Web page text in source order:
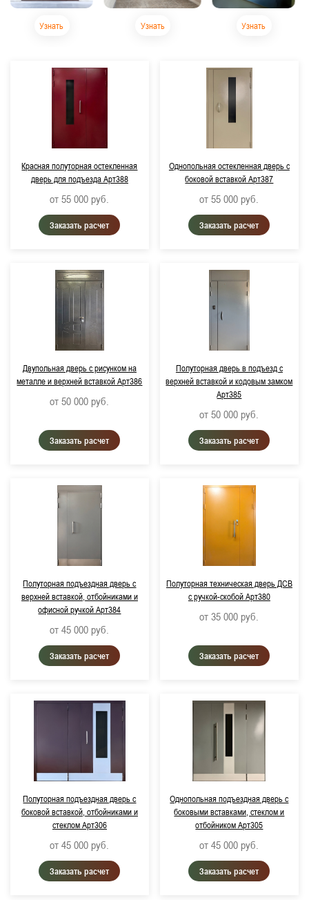
Узнать Узнать Узнать
Красная полуторная остекленная
дверь для подъезда Арт388
от 55 000 руб.
Заказать расчет
Однопольная остекленная дверь с
боковой вставкой Арт387
от 55 000 руб.
Заказать расчет
Двупольная дверь с рисунком на
металле и верхней вставкой Арт386
от 50 000 руб.
Заказать расчет
Полуторная дверь в подъезд с
верхней вставкой и кодовым замком
Арт385
от 50 000 руб.
Заказать расчет
Полуторная подъездная дверь с
верхней вставкой, отбойниками и
офисной ручкой Арт384
от 45 000 руб.
Заказать расчет
Полуторная техническая дверь ДСВ
с ручкой-скобой Арт380
от 35 000 руб.
Заказать расчет
Полуторная подъездная дверь с
боковой вставкой, отбойниками и
стеклом Арт306
от 45 000 руб.
Заказать расчет
Однопольная подъездная дверь с
боковыми вставками, стеклом и
отбойником Арт305
от 45 000 руб.
Заказать расчет